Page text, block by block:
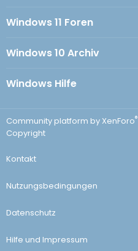
Windows 11 Foren
Windows 10 Archiv
Windows Hilfe
Community platform by XenForo®
Copyright
Kontakt
Nutzungsbedingungen
Datenschutz
Hilfe und Impressum